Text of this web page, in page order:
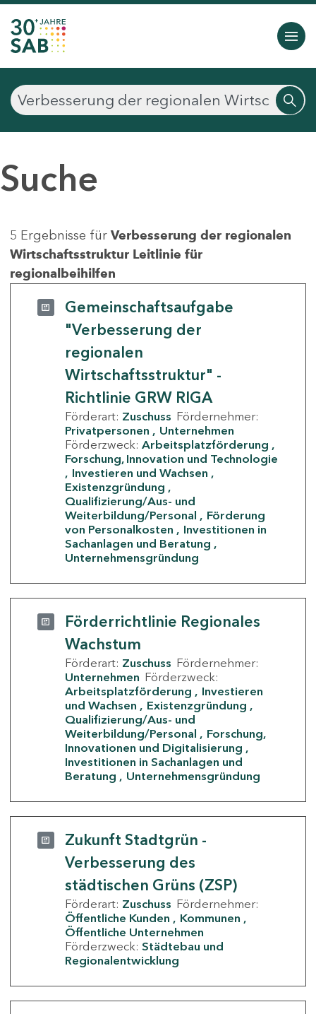
Suche
5 Ergebnisse für Verbesserung der regionalen
Wirtschaftsstruktur Leitlinie für
regionalbeihilfen
Gemeinschaftsaufgabe
"Verbesserung der
regionalen
Wirtschaftsstruktur" -
Richtlinie GRW RIGA
Förderart: Zuschuss Fördernehmer:
Privatpersonen
Unternehmen
Förderzweck: Arbeitsplatzförderung
Forschung, Innovation und Technologie
Investieren und Wachsen
Existenzgründung
Qualifizierung/Aus- und
Weiterbildung/Personal
Förderung
von Personalkosten
Investitionen in
Sachanlagen und Beratung
Unternehmensgründung
Förderrichtlinie Regionales
Wachstum
Förderart: Zuschuss Fördernehmer:
Unternehmen Förderzweck:
Arbeitsplatzförderung
Investieren
und Wachsen
Existenzgründung
Qualifizierung/Aus- und
Weiterbildung/Personal
Forschung,
Innovationen und Digitalisierung
Investitionen in Sachanlagen und
Beratung
Unternehmensgründung
Zukunft Stadtgrün -
Verbesserung des
städtischen Grüns (ZSP)
Förderart: Zuschuss Fördernehmer:
Öffentliche Kunden
Kommunen
Öffentliche Unternehmen
Förderzweck: Städtebau und
Regionalentwicklung